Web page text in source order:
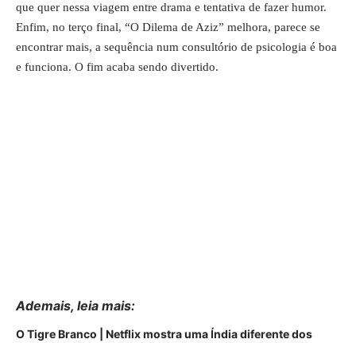
que quer nessa viagem entre drama e tentativa de fazer humor.
Enfim, no terço final, “O Dilema de Aziz” melhora, parece se
encontrar mais, a sequência num consultório de psicologia é boa
e funciona. O fim acaba sendo divertido.
Ademais, leia mais:
O Tigre Branco | Netflix mostra uma Índia diferente dos